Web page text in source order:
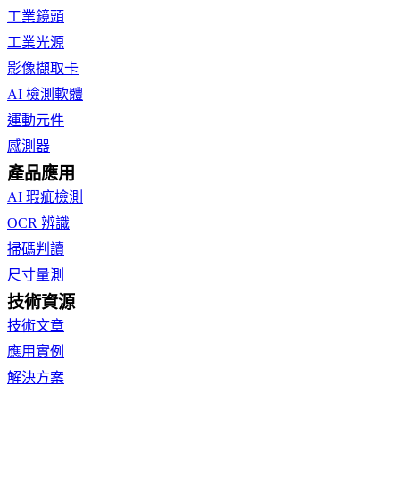
工業鏡頭
工業光源
影像擷取卡
AI 檢測軟體
運動元件
感測器
產品應用
AI 瑕疵檢測
OCR 辨識
掃碼判讀
尺寸量測
技術資源
技術文章
應用實例
解決方案